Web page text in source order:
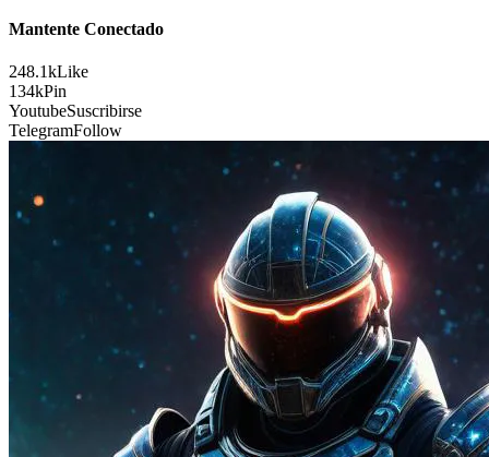
Mantente Conectado
248.1kLike
134kPin
YoutubeSuscribirse
TelegramFollow